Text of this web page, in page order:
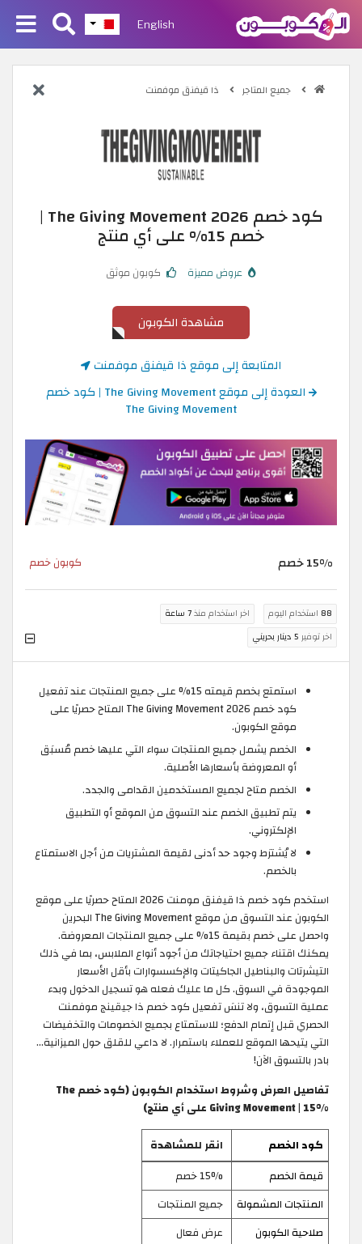
English
جميع المتاجر ذا قيفنق موفمنت
كود خصم The Giving Movement 2026 |
خصم 15% على أي منتج
عروض مميزة كوبون موثق
مشاهدة الكوبون
المتابعة إلى موقع ذا قيفنق موفمنت
العودة إلى موقع The Giving Movement | كود خصم
The Giving Movement
15% خصم كوبون خصم
88 استخدام اليوم اخر استخدام منذ7 ساعة
اخر توفير 5 دينار بحريني
استمتع بخصم قيمته 15% على جميع المنتجات عند تفعيل
كود خصم The Giving Movement 2026 المتاح حصريًا على
موقع الكوبون.
الخصم يشمل جميع المنتجات سواء التي عليها خصم مُسبَق
أو المعروضة بأسعارها الأصلية.
الخصم متاح لجميع المستخدمين القدامى والجدد.
يتم تطبيق الخصم عند التسوق من الموقع أو التطبيق
الإلكتروني.
لا يُشترَط وجود حد أدنى لقيمة المشتريات من أجل الاستمتاع
بالخصم.
استخدم كود خصم ذا قيفنق مومنت 2026 المتاح حصريًا على موقع
الكوبون عند التسوق من موقع The Giving Movement البحرين
واحصل على خصم بقيمة 15% على جميع المنتجات المعروضة.
يمكنك اقتناء جميع احتياجاتك من أجود أنواع الملابس، بما في ذلك
التيشرتات والبناطيل الجاكيتات والإكسسوارات بأقل الأسعار
الموجودة في السوق. كل ما عليك فعله هو تسجيل الدخول وبدء
عملية التسوق، ولا تنسَ تفعيل كود خصم ذا جيقينج موفمنت
الحصري قبل إتمام الدفع؛ للاستمتاع بجميع الخصومات والتخفيضات
التي يتيحها الموقع للعملاء باستمرار. لا داعي للقلق حول الميزانية…
بادر بالتسوق الآن!
تفاصيل العرض وشروط استخدام الكوبون (كود خصم The
Giving Movement | 15% على أي منتج)
كود الخصم
انقر للمشاهدة
قيمة الخصم
15% خصم
المنتجات المشمولة
جميع المنتجات
صلاحية الكوبون
عرض فعال